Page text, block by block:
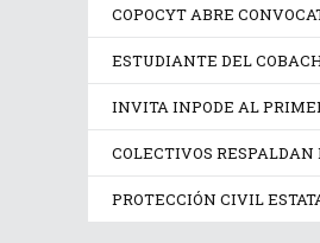
COPOCYT ABRE
ESTUDIANTE DEL
INVITA INPODE AL
COLECTIVOS
PROTECCIÓN CIVIL